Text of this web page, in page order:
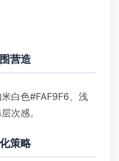
营造
白色#FAF9F6、浅
次感。
策略